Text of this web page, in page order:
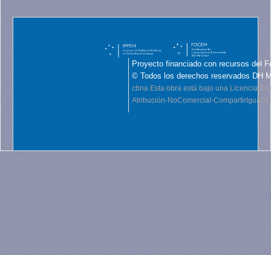
Proyecto financiado con recursos del
© Todos los derechos reservados DH
cbna Esta obra está bajo una Licencia
Atribución-NoComercial-CompartirIgual